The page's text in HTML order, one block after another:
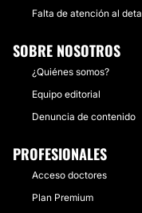
Falta de atención al
SOBRE NOSOTROS
¿Quiénes somos?
Equipo editorial
Denuncia de contenido
PROFESIONALES
Acceso doctores
Plan Premium